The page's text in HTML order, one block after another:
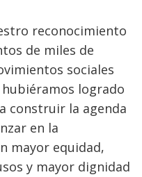
reconocimiento
de miles de
sociales
logrado
construir la agenda
en la
mayor equidad,
y mayor dignidad